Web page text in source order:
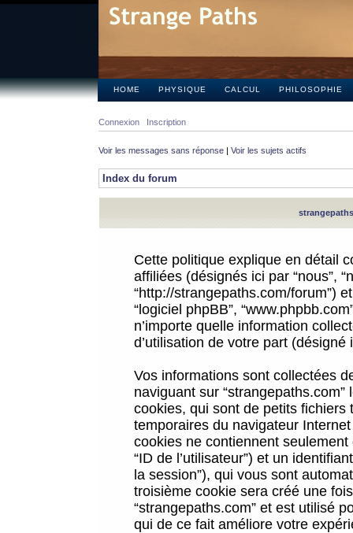
HOME PHYSIQUE CALCUL PHILOSOPHIE
Connexion Inscription
Voir les messages sans réponse | Voir les sujets actifs
Index du forum
Cette politique explique en détail
affiliées (désignés ici par “nous”,
“http://strangepaths.com/forum”)
“logiciel phpBB”,
n’importe quelle information
d’utilisation de votre part (désigné
Vos informations sont collectées
naviguant sur
cookies, qui sont de petits
temporaires du navigateur
cookies ne contiennent
“ID de l’utilisateur”) et un
la session”), qui vous sont
troisième cookie sera créé une
“strangepaths.com” et est utilisé
qui de ce fait améliore votre